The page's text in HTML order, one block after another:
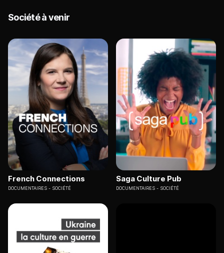
Société à venir
French Connections
DOCUMENTAIRES SOCIÉTÉ
Saga Culture Pub
DOCUMENTAIRES SOCIÉTÉ